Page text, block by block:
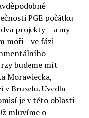
PGE počátku
dva projekty – a my
moři – ve fázi
budeme mít
Morawiecka,
v Bruselu. Uvedla
je v této oblasti
mluvíme o